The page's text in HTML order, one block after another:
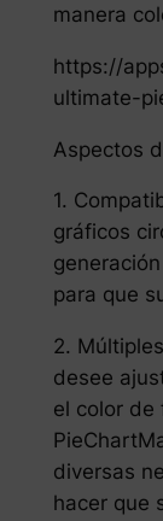
manera
https://
ultimate-
Aspectos
1.
gráficos
para que
2.
desee
el color de
diversas
hacer que